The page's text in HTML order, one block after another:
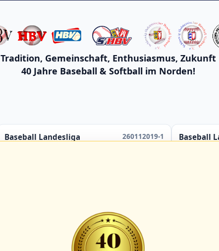
Tradition, Gemeinschaft, Enthusiasmus, Zukunft
40 Jahre Baseball & Softball im Norden!
Baseball Landesliga
260112019-1
B-044115-UMP-BB
A-069201-SCO
Baseball